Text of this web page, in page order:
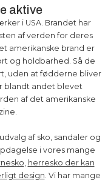
aktive
i USA. Brandet har
af verden for deres
amerikanske brand er
og holdbarhed. Så de
uden at fødderne bliver
blandt andet blevet
af det amerikanske
af sko, sandaler og
i vores mange
, herresko der kan
design. Vi har mange